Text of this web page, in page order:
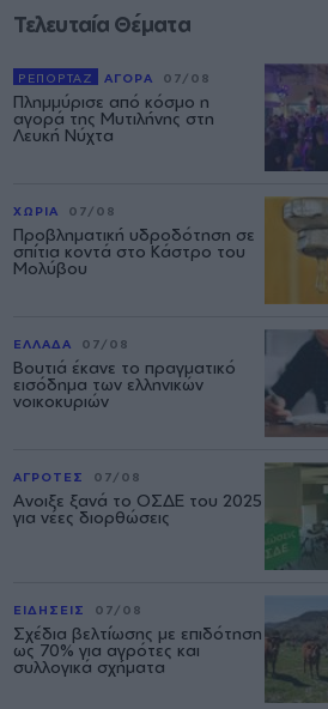
Τελευταία Θέματα
ΡΕΠΟΡΤΑΖ ΑΓΟΡΑ 07/08
Πλημμύρισε από κόσμο η
αγορά της Μυτιλήνης στη
Λευκή Νύχτα
ΧΩΡΙΑ 07/08
Προβληματική υδροδότηση σε
σπίτια κοντά στο Κάστρο του
Μολύβου
ΕΛΛΑΔΑ 07/08
Βουτιά έκανε το πραγματικό
εισόδημα των ελληνικών
νοικοκυριών
ΑΓΡΟΤΕΣ 07/08
Ανοιξε ξανά το ΟΣΔΕ του 2025
για νέες διορθώσεις
ΕΙΔΗΣΕΙΣ 07/08
Σχέδια βελτίωσης με επιδότηση
ως 70% για αγρότες και
συλλογικά σχήματα